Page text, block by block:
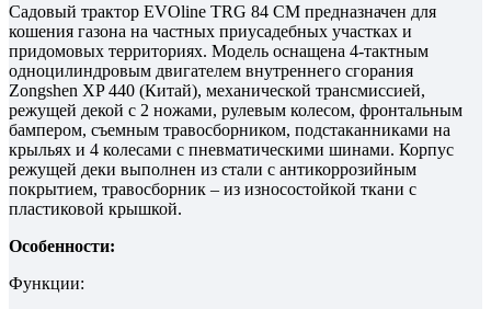
Садовый трактор EVOline TRG 84 CM предназначен для
кошения газона на частных приусадебных участках и
придомовых территориях. Модель оcнащена 4-тактным
одноцилиндровым двигателем внутреннего сгорания
Zongshen XP 440 (Китай), механической трансмиссией,
режущей декой с 2 ножами, рулевым колесом, фронтальным
бампером, съемным травосборником, подстаканниками на
крыльях и 4 колесами с пневматическими шинами. Корпус
режущей деки выполнен из стали с антикоррозийным
покрытием, травосборник – из износостойкой ткани с
пластиковой крышкой.
Особенности:
Функции: